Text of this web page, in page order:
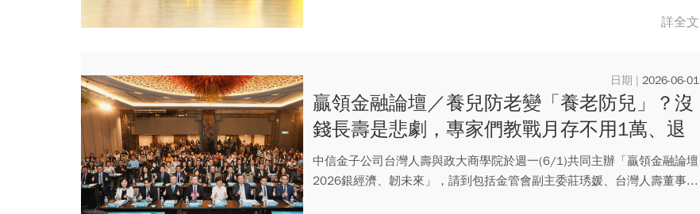
詳全文
2026-06-01
贏領金融論壇／養兒防老變「養老防兒」？沒
錢長壽是悲劇，專家們教戰月存不用1萬、退
休坐擁3000萬
中信金子公司台灣人壽與政大商學院於週一(6/1)共同主辦「贏領金融論壇
2026銀經濟、韌未來」，請到包括金管會副主委莊琇媛、台灣人壽董事...